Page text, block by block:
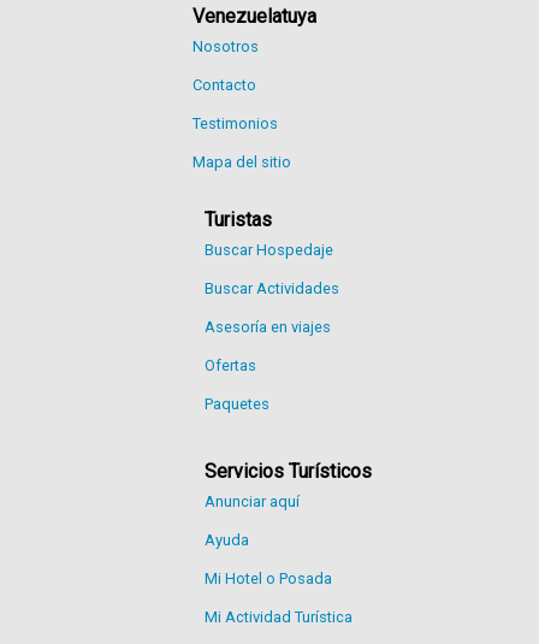
Venezuelatuya
Nosotros
Contacto
Testimonios
Mapa del sitio
Turistas
Buscar Hospedaje
Buscar Actividades
Asesoría en viajes
Ofertas
Paquetes
Servicios Turísticos
Anunciar aquí
Ayuda
Mi Hotel o Posada
Mi Actividad Turística